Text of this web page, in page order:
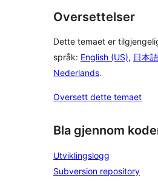
Oversettelser
Dette temaet er
språk: English (US), 日本語
Nederlands.
Oversett dette temaet
Bla gjennom
Utviklingslogg
Subversion repository